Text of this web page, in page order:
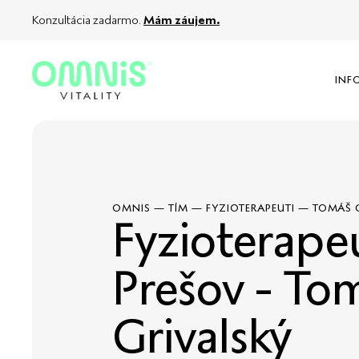
Konzultácia zadarmo. Mám záujem.
OMNIS —TÍM — FYZIOTERAPEUTI —TOMÁŠ
Prešov -
Grivalský